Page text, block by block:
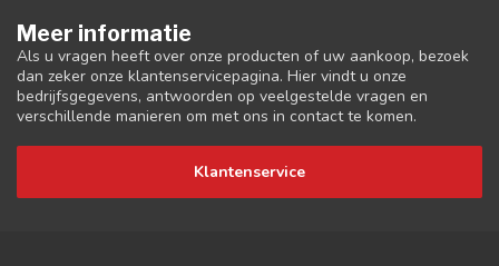
Meer informatie
Als u vragen heeft over onze producten of uw aankoop, bezoek
dan zeker onze klantenservicepagina. Hier vindt u onze
bedrijfsgegevens, antwoorden op veelgestelde vragen en
verschillende manieren om met ons in contact te komen.
Klantenservice